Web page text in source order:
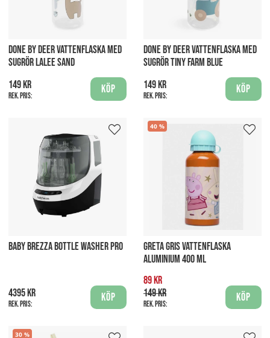
DONE BY DEER VATTENFLASKA MED
SUGRÖR LALEE SAND
149 kr
Rek. pris:
Köp
DONE BY DEER VATTENFLASKA MED
SUGRÖR TINY FARM BLUE
149 kr
Rek. pris:
Köp
BABY BREZZA BOTTLE WASHER PRO
4395 kr
Rek. pris:
Köp
40
GRETA GRIS VATTENFLASKA
ALUMINIUM 400 ML
89 kr
149 kr
Rek. pris:
Köp
30